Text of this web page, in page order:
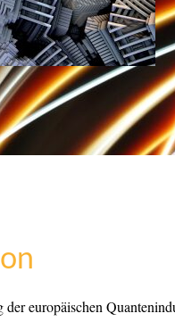
europäischen